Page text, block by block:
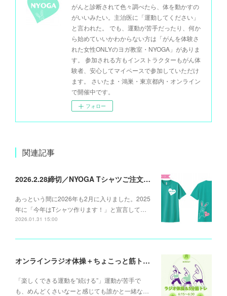
がんと診断されて色々調べたら、体を動かすの
がいいみたい。主治医に「運動してください」
と言われた。 でも、運動が苦手だったり、何か
ら始めていいかわからない方は「がんを体験さ
れた女性ONLYのヨガ教室・NYOGA」がありま
す。 参加される方もインストラクターもがん体
験者、安心してマイペースで参加していただけ
ます。 さいたま・鴻巣・東京都内・オンライン
で開催中です。
フォロー
関連記事
2026.2.28締切／NYOGA Tシャツご注文承ります
あっという間に2026年も2月に入りました。2025
年に「今年はTシャツ作ります！」と宣言して…
2026.01.31 15:00
オンラインラジオ体操＋ちょこっと筋トレ (月)(水)(金)6:15～
「楽しくできる運動を”続ける”」運動が苦手で
も、めんどくさいなーと感じても誰かと一緒な…